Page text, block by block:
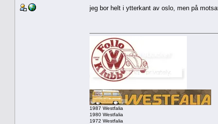
jeg bor helt i ytterkant av oslo, men på
1987 Westfalia
1980 Westfalia
1972 Westfalia